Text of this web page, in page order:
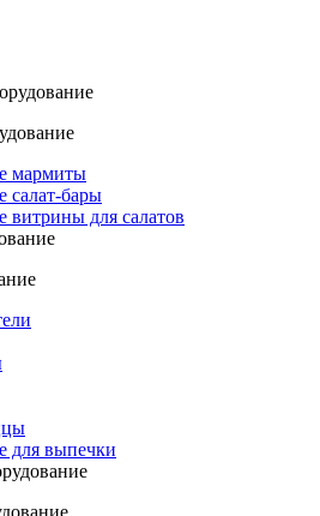
мармиты
салат-бары
витрины для салатов
для выпечки